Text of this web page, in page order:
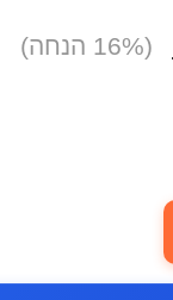
(16% הנחה)